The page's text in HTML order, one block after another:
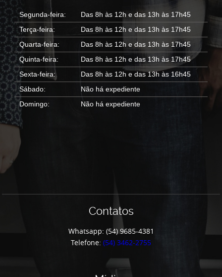
Segunda-feira:
Das 8h às 12h e das 13h às 17h45
Terça-feira:
Das 8h às 12h e das 13h às 17h45
Quarta-feira:
Das 8h às 12h e das 13h às 17h45
Quinta-feira:
Das 8h às 12h e das 13h às 17h45
Sexta-feira:
Das 8h às 12h e das 13h às 16h45
Sábado:
Não há expediente
Domingo:
Não há expediente
Contatos
Whatsapp: (54) 9685-4381
Telefone: (54) 3462-2755